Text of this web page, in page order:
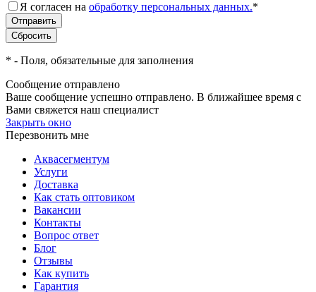
Я согласен на обработку персональных данных.*
* - Поля, обязательные для заполнения
Сообщение отправлено
Ваше сообщение успешно отправлено. В ближайшее время с
Вами свяжется наш специалист
Закрыть окно
Перезвонить мне
Аквасегментум
Услуги
Доставка
Как стать оптовиком
Вакансии
Контакты
Вопрос ответ
Блог
Отзывы
Как купить
Гарантия